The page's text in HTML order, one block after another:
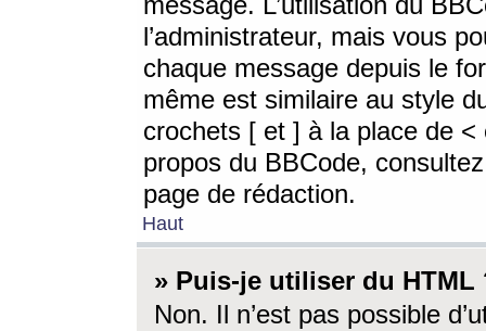
l’administrateur, mais vous
chaque message depuis le
même est similaire au style
crochets [ et ] à la place de <
propos du BBCode,
page de rédaction.
Haut
» Puis-je utiliser du HTML
Non. Il n’est pas possible